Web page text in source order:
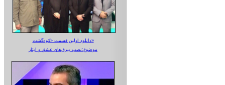
دانلود اولین قسمت «کوه‌گشت»
موضوع:نصب بیرق‌های عشق و ایثار